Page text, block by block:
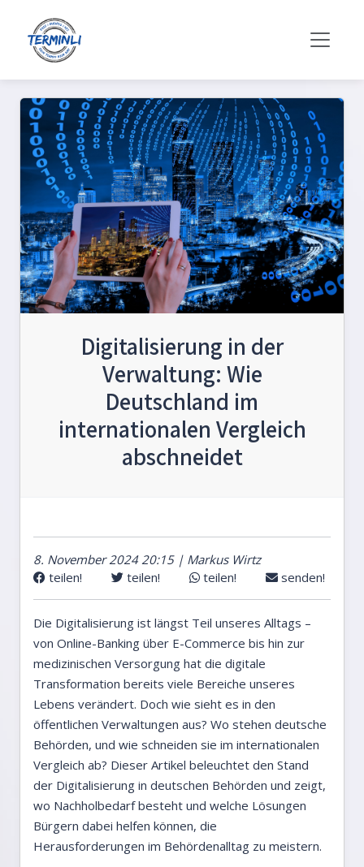
Digitalisierung in der
Verwaltung: Wie
Deutschland im
internationalen Vergleich
abschneidet
8. November 2024 20:15 | Markus Wirtz
teilen!
teilen! teilen! senden!
Die Digitalisierung ist längst Teil unseres Alltags –
von Online-Banking über E-Commerce bis hin zur
medizinischen Versorgung hat die digitale
Transformation bereits viele Bereiche unseres
Lebens verändert. Doch wie sieht es in den
öffentlichen Verwaltungen aus? Wo stehen deutsche
Behörden, und wie schneiden sie im internationalen
Vergleich ab? Dieser Artikel beleuchtet den Stand
der Digitalisierung in deutschen Behörden und zeigt,
wo Nachholbedarf besteht und welche Lösungen
Bürgern dabei helfen können, die
Herausforderungen im Behördenalltag zu meistern.